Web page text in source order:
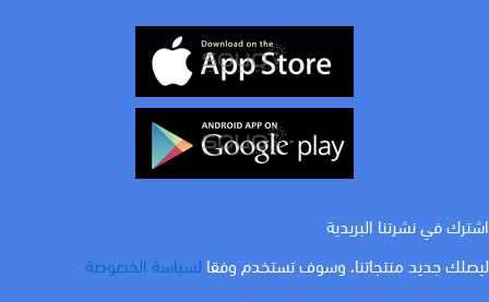
MILLIMETER
COLOR
اشترك في نشرتنا البريدية
ليصلك جديد منتجاتنا، وسوف تستخدم وفقا لسياسة الخصوصة